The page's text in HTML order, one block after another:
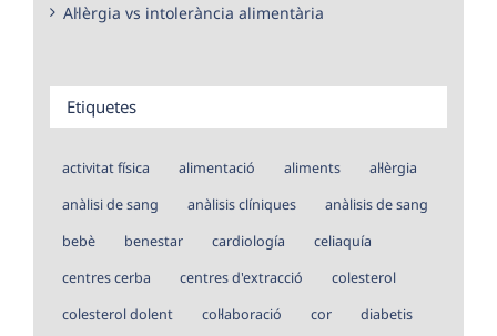
Al·lèrgia vs intolerància alimentària
Etiquetes
activitat física alimentació aliments
al·lèrgia
anàlisi de sang
anàlisis clíniques
anàlisis de sang
bebè
benestar cardiología
celiaquía
centres cerba
centres d'extracció
colesterol
colesterol dolent
col·laboració cor
diabetis